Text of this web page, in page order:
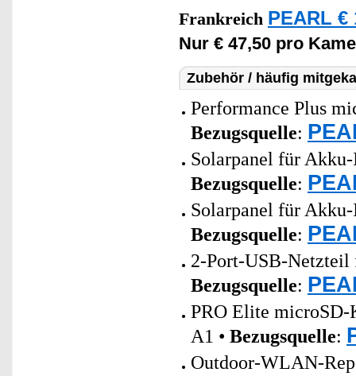
Frankreich PEARL €
Nur € 47,50 pro
Zubehör / häufig
Performance Plus
Bezugsquelle:
Solarpanel für
Bezugsquelle:
Solarpanel für
Bezugsquelle:
2-Port-USB-Netzteil
Bezugsquelle:
PRO Elite microSD-
A1 • Bezugsquelle:
Outdoor-WLAN-